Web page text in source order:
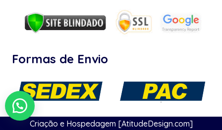
Formas de Envio
Criação e Hospedagem [AtitudeDesign.com]